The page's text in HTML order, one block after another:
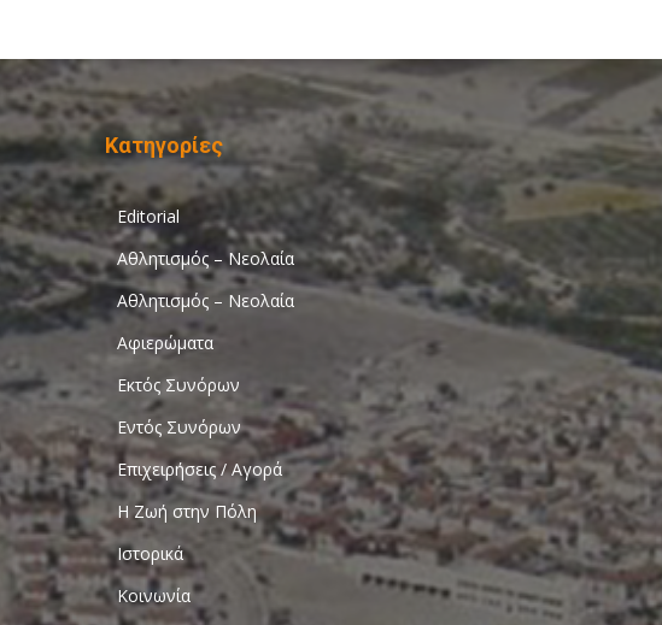
Κατηγορίες
Editorial
Αθλητισμός – Νεολαία
Αθλητισμός – Νεολαία
Αφιερώματα
Εκτός Συνόρων
Εντός Συνόρων
Επιχειρήσεις / Αγορά
Η Ζωή στην Πόλη
Ιστορικά
Κοινωνία